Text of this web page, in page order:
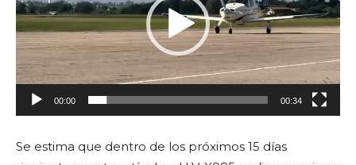
00:00 00:34
Se estima que dentro de los próximos 15 días